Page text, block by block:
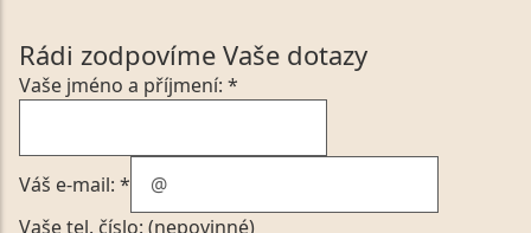
Rádi zodpovíme Vaše dotazy
Vaše jméno a příjmení: *
Váš e-mail: *
Vaše tel. číslo: (nepovinné)